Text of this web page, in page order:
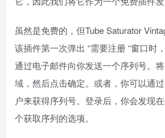
虽然是免费的，但Tube Saturator
该插件第一次弹出 “需要注册 “窗口时
通过电子邮件向你发送一个序列号。
域，然后点击确定。或者，你可以通
户来获得序列号。登录后，你会发现
个获取序列的选项。